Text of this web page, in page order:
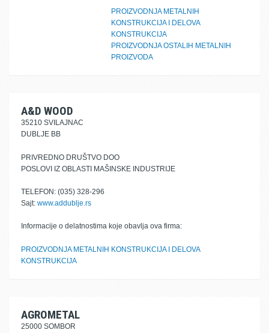
PROIZVODNJA METALNIH
KONSTRUKCIJA I DELOVA
KONSTRUKCIJA
PROIZVODNJA OSTALIH METALNIH
PROIZVODA
A&D WOOD
35210 SVILAJNAC
DUBLJE BB
PRIVREDNO DRUŠTVO DOO
POSLOVI IZ OBLASTI MAŠINSKE INDUSTRIJE
TELEFON: (035) 328-296
Sajt: www.addublje.rs
Informacije o delatnostima koje obavlja ova firma:
PROIZVODNJA METALNIH KONSTRUKCIJA I DELOVA
KONSTRUKCIJA
AGROMETAL
25000 SOMBOR